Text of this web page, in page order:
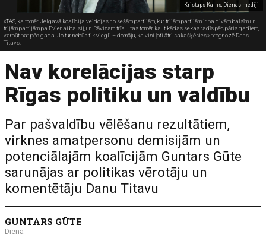
Kristaps Kalns, Dienas mediji
«TAS, ka tomēr Jelgavā koalīcija veidojas no sešām partijām, kur trijām partijām ir pa divām balsīm un
trijām partijām pa Fvienai balsij, un Rāviņam trīs – tas tomēr kaut kādas sekas radīs pēc pāris gadiem,
varbūt pat pēc gada. Jo tur nebūs tik viegli – domāju, ka viņi ļoti ātri sakašķēsies,» prognozē Dans
Titavs.
Nav korelācijas starp
Rīgas politiku un valdību
Par pašvaldību vēlēšanu rezultātiem,
virknes amatpersonu demisijām un
potenciālajām koalīcijām Guntars Gūte
sarunājas ar politikas vērotāju un
komentētāju Danu Titavu
GUNTARS GŪTE
Diena